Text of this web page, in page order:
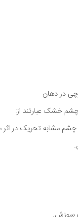
در دهان
خشک عبارتند از:
مشابه تحریک در اثر